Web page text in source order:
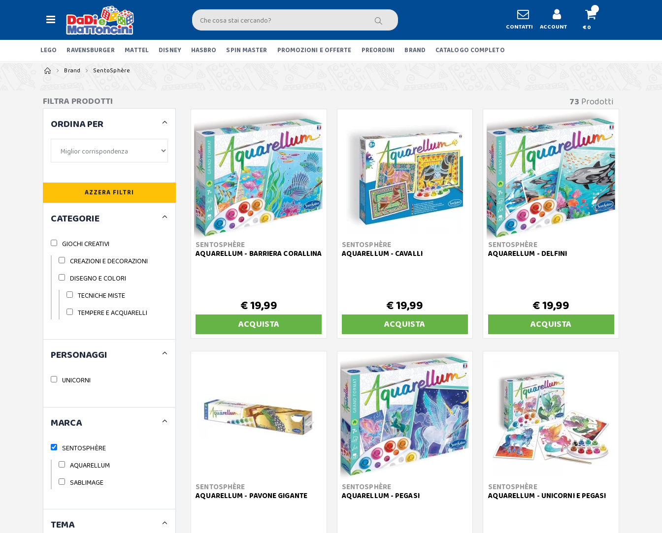
CONTATTI ACCOUNT € 0
LEGO RAVENSBURGER MATTEL DISNEY HASBRO SPIN MASTER PROMOZIONI E OFFERTE PREORDINI BRAND CATALOGO COMPLETO
Brand SentoSphère
73 Prodotti
SENTOSPHÈRE
AQUARELLUM - BARRIERA CORALLINA
€ 19,99
ACQUISTA
SENTOSPHÈRE
AQUARELLUM - CAVALLI
€ 19,99
ACQUISTA
SENTOSPHÈRE
AQUARELLUM - DELFINI
€ 19,99
ACQUISTA
SENTOSPHÈRE
AQUARELLUM - PAVONE GIGANTE
SENTOSPHÈRE
AQUARELLUM - PEGASI
SENTOSPHÈRE
AQUARELLUM - UNICORNI E PEGASI
FILTRA PRODOTTI
ORDINA PER
AZZERA FILTRI
CATEGORIE
GIOCHI CREATIVI
CREAZIONI E DECORAZIONI
DISEGNO E COLORI
TECNICHE MISTE
TEMPERE E ACQUARELLI
PERSONAGGI
UNICORNI
MARCA
SENTOSPHÈRE
AQUARELLUM
SABLIMAGE
TEMA